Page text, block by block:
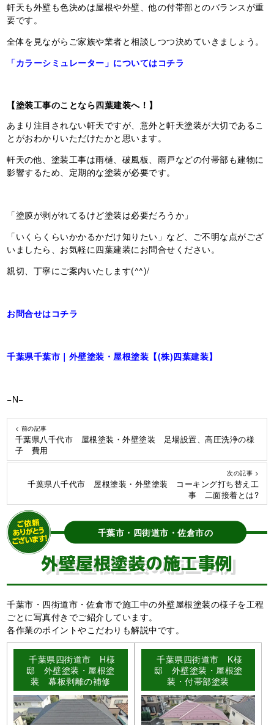
軒天も外壁も色決めは屋根や外壁、他の付帯部とのバランスが重
要です。
全体を見ながらご家族や業者と相談しつつ決めていきましょう。
「カラーシミュレーター」についてはコチラ
【塗装工事のことなら四葉建装へ！】
あまり注目されない軒天ですが、意外と軒天塗装が大切であるこ
とがおわかりいただけたかと思います。
軒天の他、塗装工事は雨樋、破風板、雨戸などの付帯部も建物に
影響するため、定期的な塗装が必要です。
「塗膜が剥がれてるけど塗装は必要だろうか」
「いくらくらいかかるかだけ知りたい」など、ご不明な点がござ
いましたら、お気軽に四葉建装にお問合せください。
親切、丁寧にご案内いたします(^^)/
お問合せはコチラ
千葉県千葉市｜外壁塗装・屋根塗装【(株)四葉建装】
−N−
< 前の記事
千葉県八千代市 屋根塗装・外壁塗装 足場設置、高圧洗浄の様
子 費用
次の記事 >
千葉県八千代市 屋根塗装・外壁塗装 コーキング打ち替え工
事 二面接着とは?
千葉市・四街道市・佐倉市の
外壁屋根塗装の施工事例
千葉市・四街道市・佐倉市で施工中の外壁屋根塗装の様子を工程
ごとに写真付きでご紹介しています。
各作業のポイントやこだわりも解説中です。
千葉県四街道市 H様
邸 外壁塗装・屋根塗
装 幕板剥離の補修
千葉県四街道市 K様
邸 外壁塗装・屋根塗
装・付帯部塗装